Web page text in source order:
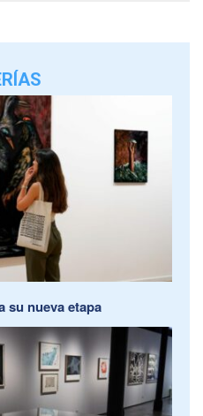
su nueva etapa